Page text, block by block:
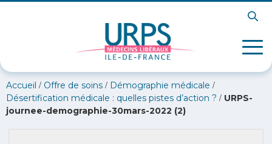
Accueil / Offre de soins / Démographie médicale /
Désertification médicale : quelles pistes d’action ? / URPS-
journee-demographie-30mars-2022 (2)